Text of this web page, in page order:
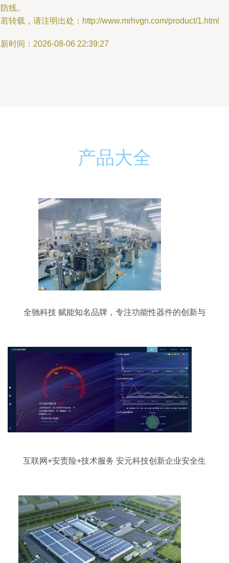
线。
转载，请注明出处：http://www.mrhvgn.com/product/1.html
时间：2026-08-06 22:39:27
产品大全
全驰科技 赋能知名品牌，专注功能性器件的创新与
互联网+安责险+技术服务 安元科技创新企业安全生